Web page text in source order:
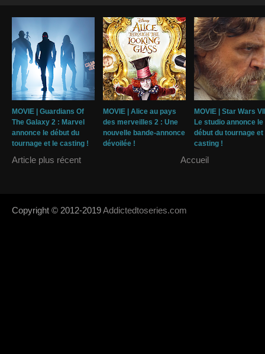
MOVIE | Guardians Of
The Galaxy 2 : Marvel
annonce le début du
tournage et le casting !
MOVIE | Alice au pays
des merveilles 2 : Une
nouvelle bande-annonce
dévoilée !
MOVIE | Star Wars
Le studio annonce le
début du tournage et
casting !
Article plus récent Accueil
Copyright © 2012-2019Addictedtoseries.com